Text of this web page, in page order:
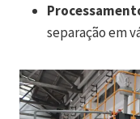
separação em